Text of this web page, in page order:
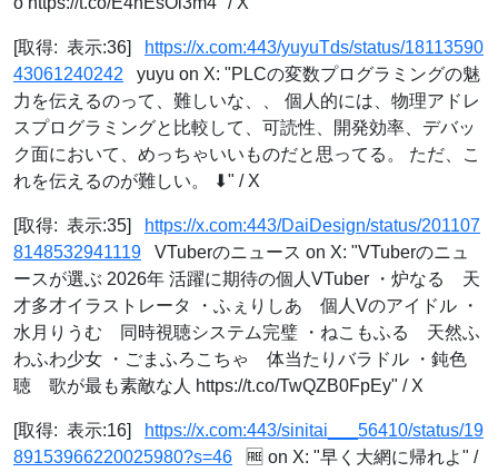
[取得: 表示:36]
https://x.com:443/yuyuTds/status/18113590
43061240242 yuyu on X: "PLCの変数プログラミングの魅
力を伝えるのって、難しいな、、 個人的には、物理アドレ
スプログラミングと比較して、可読性、開発効率、デバッ
ク面において、めっちゃいいものだと思ってる。 ただ、こ
れを伝えるのが難しい。 ⬇" / X
[取得: 表示:35]
https://x.com:443/DaiDesign/status/201107
8148532941119 VTuberのニュース on X: "VTuberのニュ
ースが選ぶ 2026年 活躍に期待の個人VTuber ・炉なる 天
才多才イラストレータ ・ふぇりしあ 個人Vのアイドル ・
水月りうむ 同時視聴システム完璧 ・ねこもふる 天然ふ
わふわ少女 ・ごまふろこちゃ 体当たりバラドル ・鈍色
聴 歌が最も素敵な人 https://t.co/TwQZB0FpEy" / X
[取得: 表示:16]
https://x.com:443/sinitai___56410/status/19
89153966220025980?s=46 🆓 on X: "早く大網に帰れよ" /